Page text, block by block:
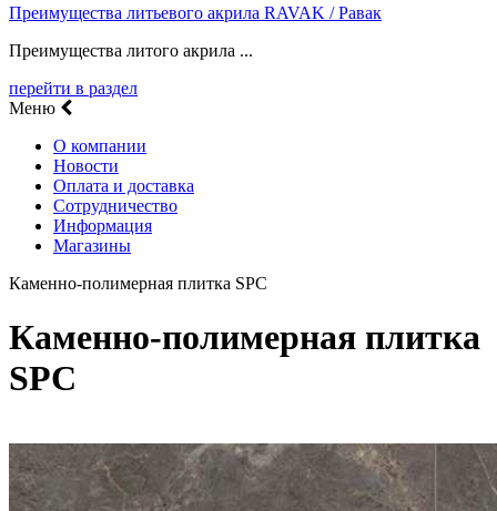
Преимущества литьевого акрила RAVAK / Равак
Преимущества литого акрила ...
перейти в раздел
Меню
О компании
Новости
Оплата и доставка
Сотрудничество
Информация
Магазины
Каменно-полимерная плитка SPC
Каменно-полимерная плитка
SPC